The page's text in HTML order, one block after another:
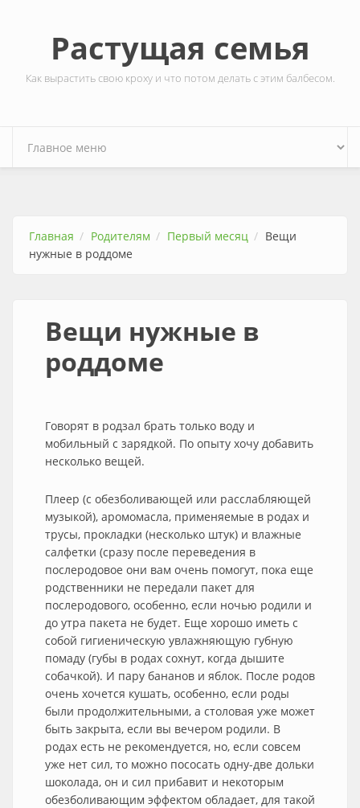
Растущая семья
Как вырастить свою кроху и что потом делать с этим балбесом.
Главная Родителям Первый месяц
Вещи
нужные в роддоме
Вещи нужные в
роддоме
Говорят в родзал брать только воду и
мобильный с зарядкой. По опыту хочу добавить
несколько вещей.
Плеер (с обезболивающей или расслабляющей
музыкой), аромомасла, применяемые в родах и
трусы, прокладки (несколько штук) и влажные
салфетки (сразу после переведения в
послеродовое они вам очень помогут, пока еще
родственники не передали пакет для
послеродового, особенно, если ночью родили и
до утра пакета не будет. Еще хорошо иметь с
собой гигиеническую увлажняющую губную
помаду (губы в родах сохнут, когда дышите
собачкой). И пару бананов и яблок. После родов
очень хочется кушать, особенно, если роды
были продолжительными, а столовая уже может
быть закрыта, если вы вечером родили. В
родах есть не рекомендуется, но, если совсем
уже нет сил, то можно пососать одну-две дольки
шоколада, он и сил прибавит и некоторым
обезболивающим эффектом обладает, для такой